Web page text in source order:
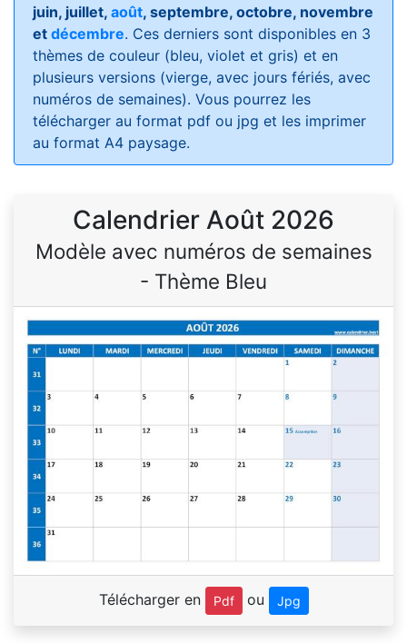
juin, juillet, août, septembre, octobre, novembre
et décembre. Ces derniers sont disponibles en 3
thèmes de couleur (bleu, violet et gris) et en
plusieurs versions (vierge, avec jours fériés, avec
numéros de semaines). Vous pourrez les
télécharger au format pdf ou jpg et les imprimer
au format A4 paysage.
Calendrier Août 2026
Modèle avec numéros de semaines
- Thème Bleu
Télécharger en Pdf ou Jpg